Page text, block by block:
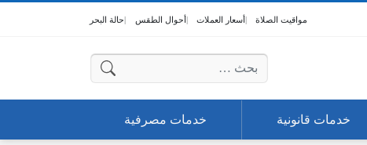
مواقيت الصلاة أسعار العملات أحوال الطقس حالة البحر
البحث عن:
خدمات قانونية خدمات مصرفية